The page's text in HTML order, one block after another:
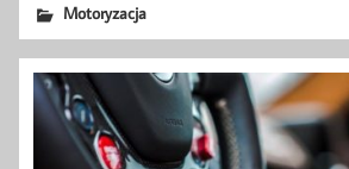
Motoryzacja